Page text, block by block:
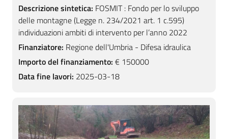
Descrizione sintetica: FOSMIT : Fondo per lo sviluppo
delle montagne (Legge n. 234/2021 art. 1 c.595)
individuazioni ambiti di intervento per l’anno 2022
Finanziatore: Regione dell'Umbria - Difesa idraulica
Importo del finanziamento: € 150000
Data fine lavori: 2025-03-18